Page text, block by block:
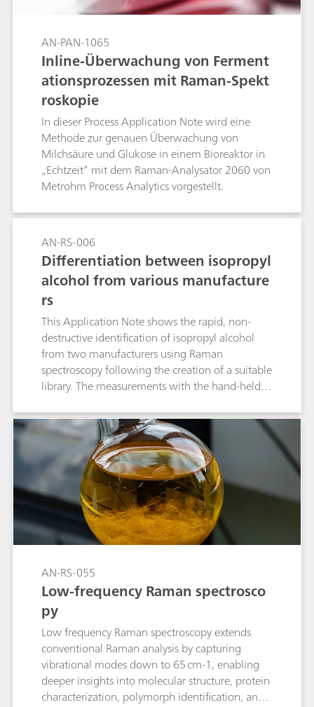
AN-PAN-1065
Inline-Überwachung von Ferment
ationsprozessen mit Raman-Spekt
roskopie
In dieser Process Application Note wird eine
Methode zur genauen Überwachung von
Milchsäure und Glukose in einem Bioreaktor in
„Echtzeit“ mit dem Raman-Analysator 2060 von
Metrohm Process Analytics vorgestellt.
AN-RS-006
Differentiation between isopropyl
alcohol from various manufacture
rs
This Application Note shows the rapid, non-
destructive identification of isopropyl alcohol
from two manufacturers using Raman
spectroscopy following the creation of a suitable
library. The measurements with the hand-held
sample preparation and provide immediate
results that identify the samples unambiguously.
AN-RS-055
Low-frequency Raman spectrosco
py
Low frequency Raman spectroscopy extends
conventional Raman analysis by capturing
vibrational modes down to 65 cm-1, enabling
deeper insights into molecular structure, protein
characterization, polymorph identification, and